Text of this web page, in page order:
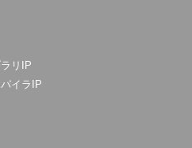
リIP
イラIP